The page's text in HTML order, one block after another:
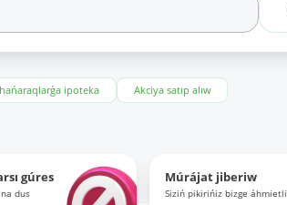
ipoteka
Akciya satıp alıw
gúres
dus
Múrájat jiberiw
Siziń pikirińiz bizge áhmietli